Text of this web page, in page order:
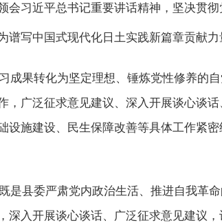
会习近平总书记重要讲话精神，坚决贯
写中国式现代化日土实践新篇章贡献力
成果转化为坚定理想、锤炼党性修养的
，广泛征求意见建议、深入开展谈心谈
设施建设、民生保障改善等具体工作紧
是县委严肃党内政治生活、推进自我革
深入开展谈心谈话、广泛征求意见建议